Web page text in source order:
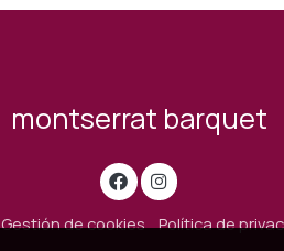
montserrat barquet
Gestión de cookies Política de